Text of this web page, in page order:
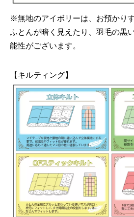
※無地のアイボリーは、お預かり
ふとんが暗く見えたり、羽毛の黒
能性がございます。
【キルティング】